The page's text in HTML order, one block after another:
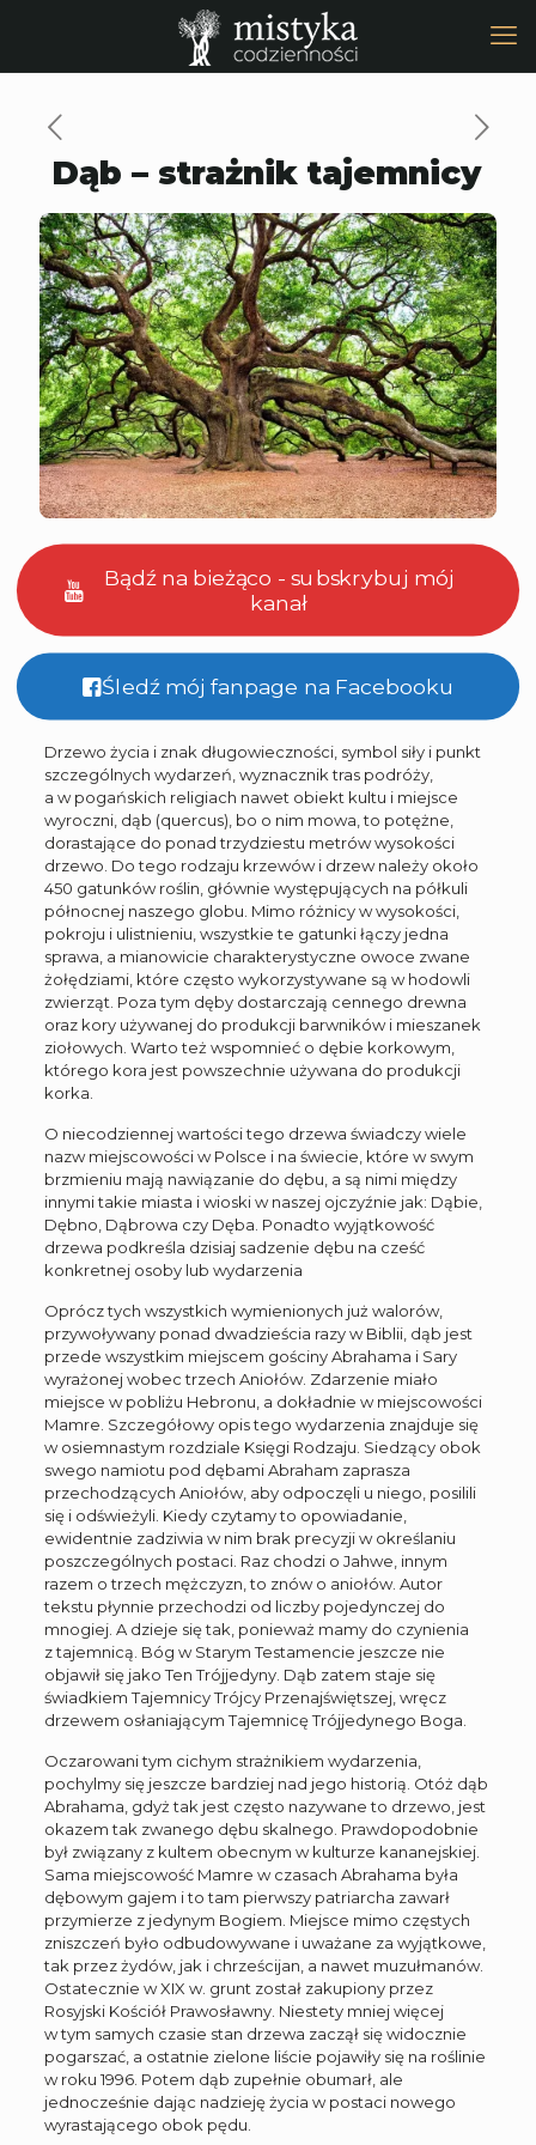
Dąb – strażnik tajemnicy
Bądź na bieżąco - subskrybuj mój
kanał
Śledź mój fanpage na Facebooku
Drzewo życia i znak długowieczności, symbol siły i punkt
szczególnych wydarzeń, wyznacznik tras podróży,
a w pogańskich religiach nawet obiekt kultu i miejsce
wyroczni, dąb (quercus), bo o nim mowa, to potężne,
dorastające do ponad trzydziestu metrów wysokości
drzewo. Do tego rodzaju krzewów i drzew należy około
450 gatunków roślin, głównie występujących na półkuli
północnej naszego globu. Mimo różnicy w wysokości,
pokroju i ulistnieniu, wszystkie te gatunki łączy jedna
sprawa, a mianowicie charakterystyczne owoce zwane
żołędziami, które często wykorzystywane są w hodowli
zwierząt. Poza tym dęby dostarczają cennego drewna
oraz kory używanej do produkcji barwników i mieszanek
ziołowych. Warto też wspomnieć o dębie korkowym,
którego kora jest powszechnie używana do produkcji
korka.
O niecodziennej wartości tego drzewa świadczy wiele
nazw miejscowości w Polsce i na świecie, które w swym
brzmieniu mają nawiązanie do dębu, a są nimi między
innymi takie miasta i wioski w naszej ojczyźnie jak: Dąbie,
Dębno, Dąbrowa czy Dęba. Ponadto wyjątkowość
drzewa podkreśla dzisiaj sadzenie dębu na cześć
konkretnej osoby lub wydarzenia
Oprócz tych wszystkich wymienionych już walorów,
przywoływany ponad dwadzieścia razy w Biblii, dąb jest
przede wszystkim miejscem gościny Abrahama i Sary
wyrażonej wobec trzech Aniołów. Zdarzenie miało
miejsce w pobliżu Hebronu, a dokładnie w miejscowości
Mamre. Szczegółowy opis tego wydarzenia znajduje się
w osiemnastym rozdziale Księgi Rodzaju. Siedzący obok
swego namiotu pod dębami Abraham zaprasza
przechodzących Aniołów, aby odpoczęli u niego, posilili
się i odświeżyli. Kiedy czytamy to opowiadanie,
ewidentnie zadziwia w nim brak precyzji w określaniu
poszczególnych postaci. Raz chodzi o Jahwe, innym
razem o trzech mężczyzn, to znów o aniołów. Autor
tekstu płynnie przechodzi od liczby pojedynczej do
mnogiej. A dzieje się tak, ponieważ mamy do czynienia
z tajemnicą. Bóg w Starym Testamencie jeszcze nie
objawił się jako Ten Trójjedyny. Dąb zatem staje się
świadkiem Tajemnicy Trójcy Przenajświętszej, wręcz
drzewem osłaniającym Tajemnicę Trójjedynego Boga.
Oczarowani tym cichym strażnikiem wydarzenia,
pochylmy się jeszcze bardziej nad jego historią. Otóż dąb
Abrahama, gdyż tak jest często nazywane to drzewo, jest
okazem tak zwanego dębu skalnego. Prawdopodobnie
był związany z kultem obecnym w kulturze kananejskiej.
Sama miejscowość Mamre w czasach Abrahama była
dębowym gajem i to tam pierwszy patriarcha zawarł
przymierze z jedynym Bogiem. Miejsce mimo częstych
zniszczeń było odbudowywane i uważane za wyjątkowe,
tak przez żydów, jak i chrześcijan, a nawet muzułmanów.
Ostatecznie w XIX w. grunt został zakupiony przez
Rosyjski Kościół Prawosławny. Niestety mniej więcej
w tym samych czasie stan drzewa zaczął się widocznie
pogarszać, a ostatnie zielone liście pojawiły się na roślinie
w roku 1996. Potem dąb zupełnie obumarł, ale
jednocześnie dając nadzieję życia w postaci nowego
wyrastającego obok pędu.